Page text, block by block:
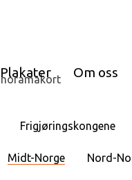
Plakater Om oss
Frigjøringskongene
Midt-Norge Nord-